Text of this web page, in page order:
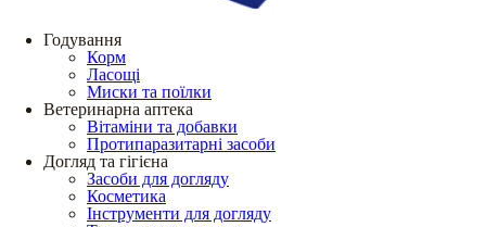
Годування
Корм
Ласощі
Миски та поїлки
Ветеринарна аптека
Вітаміни та добавки
Протипаразитарні засоби
Догляд та гігієна
Засоби для догляду
Косметика
Інструменти для догляду